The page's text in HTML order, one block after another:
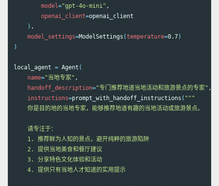
model="gpt-4o-mini" ,
openai_client=openai_client
) ,
model_settings=ModelSettings (temperature=0.7)
)
local_agent = Agent (
name="当地专家" ,
handoff_description="专门推荐地道当地活动和旅游景点的专家" ,
instructions=prompt_with_handoff_instructions ( """
    你是目的地的当地专家，能够推荐地道有趣的当地活动或旅游景点。
    请专注于：
    1. 推荐鲜为人知的景点，避开纯粹的旅游陷阱
    2. 提供当地美食和餐厅建议
    3. 分享特色文化体验和活动
    4. 提供只有当地人才知道的实用提示